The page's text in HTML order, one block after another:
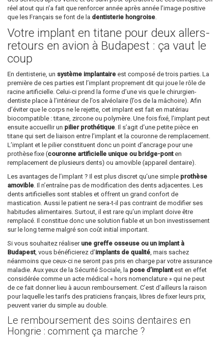
réel atout qui n’a fait que renforcer année après année l’image positive
que les Français se font de la dentisterie hongroise.
Votre implant en titane pour deux allers-
retours en avion à Budapest : ça vaut le
coup
En dentisterie, un système implantaire est composé de trois parties. La
première de ces parties est l’implant proprement dit qui joue le rôle de
racine artificielle. Celui-ci prend la forme d’une vis que le chirurgien-
dentiste place à l’intérieur de l’os alvéolaire (l’os de la mâchoire). Afin
d’éviter que le corps ne le rejette, cet implant est fait en matériau
biocompatible : titane, zircone ou polymère. Une fois fixé, l’implant peut
ensuite accueillir un pilier prothétique. Il s’agit d’une petite pièce en
titane qui sert de liaison entre l’implant et la couronne de remplacement.
L’implant et le pilier constituent donc un point d’ancrage pour une
prothèse fixe (couronne artificielle unique ou bridge-ponten
remplacement de plusieurs dents) ou amovible (appareil dentaire).
Les avantages de l’implant ? Il est plus discret qu’une simple prothèse
amovible. Il n’entraîne pas de modification des dents adjacentes. Les
dents artificielles sont stables et offrent un grand confort de
mastication. Aussi le patient ne sera-t-il pas contraint de modifier ses
habitudes alimentaires. Surtout, il est rare qu’un implant doive être
remplacé. Il constitue donc une solution fiable et un bon investissement
sur le long terme malgré son coût initial important.
Si vous souhaitez réaliser une greffe osseuse ou un implant à
Budapest, vous bénéficierez d’implants de qualité, mais sachez
néanmoins que ceux-ci ne seront pas pris en charge par votre assurance
maladie. Aux yeux de la Sécurité Sociale, la pose d’implantest en effet
considérée comme un acte médical « hors nomenclature » qui ne peut
de ce fait donner lieu à aucun remboursement. C’est d’ailleurs la raison
pour laquelle les tarifs des praticiens français, libres de fixer leurs prix,
peuvent varier du simple au double.
Le remboursement des soins dentaires en
Hongrie : comment ça marche ?